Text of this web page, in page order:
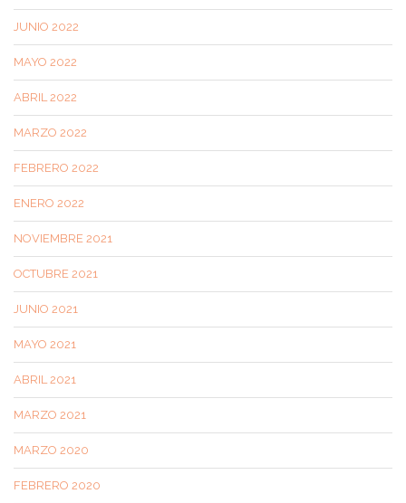
JUNIO 2022
MAYO 2022
ABRIL 2022
MARZO 2022
FEBRERO 2022
ENERO 2022
NOVIEMBRE 2021
OCTUBRE 2021
JUNIO 2021
MAYO 2021
ABRIL 2021
MARZO 2021
MARZO 2020
FEBRERO 2020